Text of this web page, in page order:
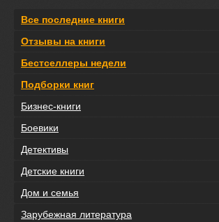
Все последние книги
Отзывы на книги
Бестселлеры недели
Подборки книг
Бизнес-книги
Боевики
Детективы
Детские книги
Дом и семья
Зарубежная литература